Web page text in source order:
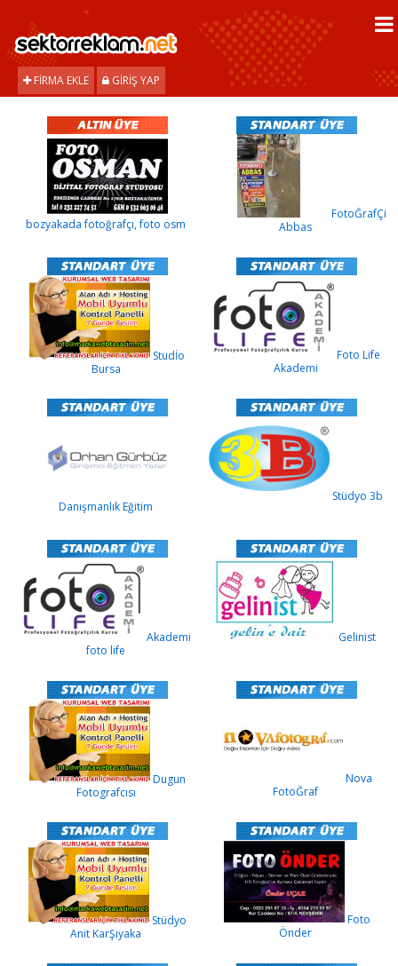
FIRMA EKLE GIRIŞ YAP
bozyakada fotoğrafçı, foto osm
FotoĞrafÇi
Abbas
Studİo
Bursa
Foto Life
Akademi
Danışmanlık Eğitim
Stüdyo 3b
Akademi
foto life
Gelinist
Dugun
Fotografcısı
Nova
FotoĞraf
Stüdyo
Anit KarŞiyaka
Foto
Önder